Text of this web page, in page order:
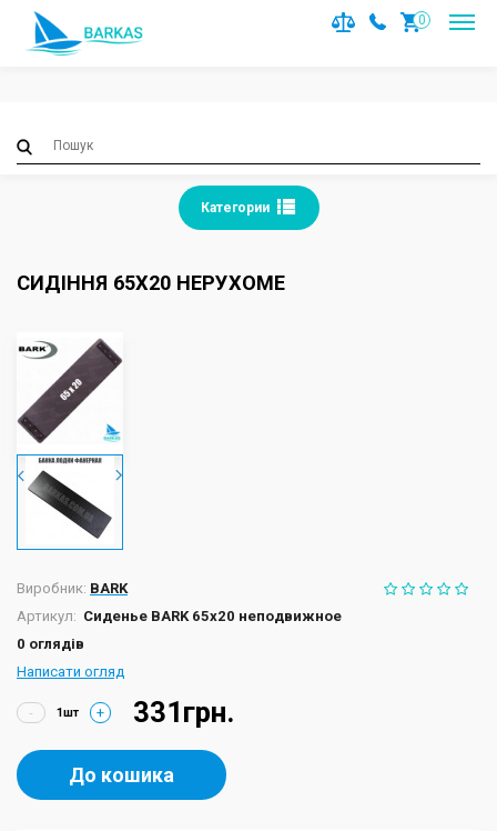
Notice
: Trying to access array offset on value of type null in
/var/www/barkas/data/www/barkas.com.ua/catalog/
on line36
0
Категории
СИДІННЯ 65Х20 НЕРУХОМЕ
Виробник: BARK
Артикул: Сиденье BARK 65х20 неподвижное
0 оглядів
Написати огляд
- + 331грн.
До кошика